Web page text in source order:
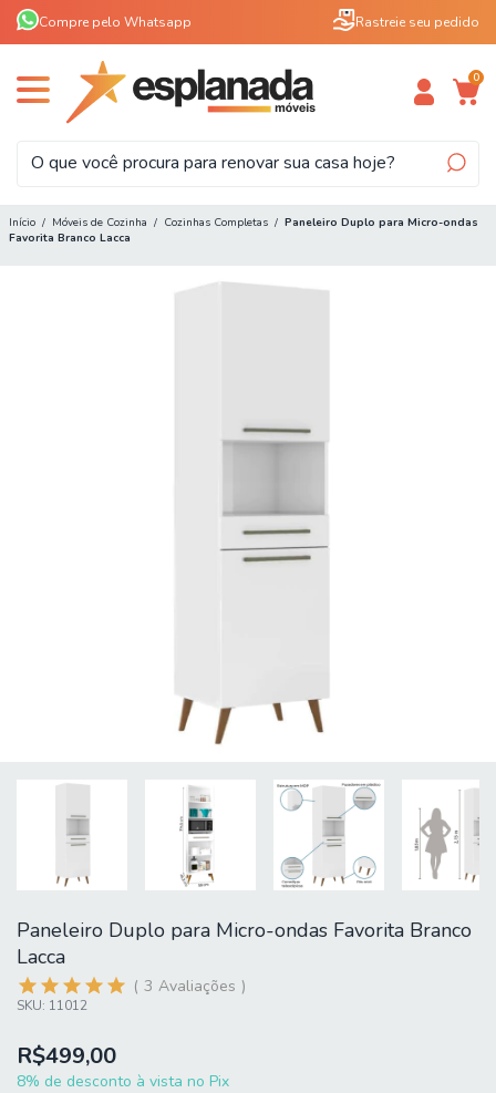
Compre pelo Whatsapp Rastreie seu pedido
0
Início / Móveis de Cozinha / Cozinhas Completas / Paneleiro Duplo para Micro-ondas
Favorita Branco Lacca
Paneleiro Duplo para Micro-ondas Favorita Branco
Lacca
3 Avaliações
SKU: 11012
R$499,00
8% de desconto à vista no Pix